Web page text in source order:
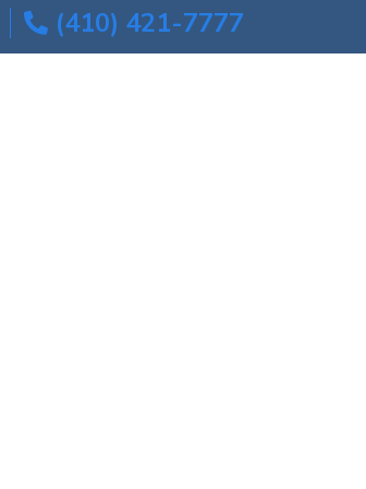
(410) 421-7777